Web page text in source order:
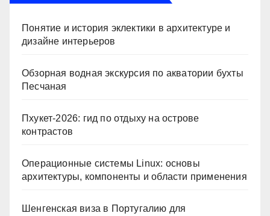
Понятие и история эклектики в архитектуре и
дизайне интерьеров
Обзорная водная экскурсия по акватории бухты
Песчаная
Пхукет-2026: гид по отдыху на острове
контрастов
Операционные системы Linux: основы
архитектуры, компоненты и области применения
Шенгенская виза в Португалию для